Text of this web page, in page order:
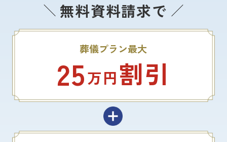
無料資料請求で
葬儀プラン最大
25万円割引